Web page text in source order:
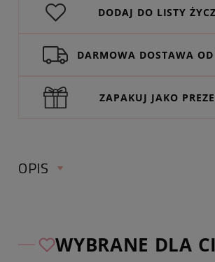
DODAJ DO LISTY
DARMOWA DOSTAWA
ZAPAKUJ JAKO
OPIS
WYBRANE DLA